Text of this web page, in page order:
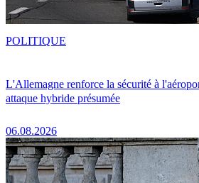
L'Allemagne renforce la sécurité à
attaque hybride présumée
06.08.2026
POLITIQUE